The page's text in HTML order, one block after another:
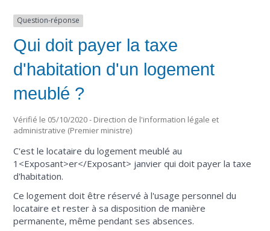
Question-réponse
Qui doit payer la taxe
d'habitation d'un logement
meublé ?
Vérifié le 05/10/2020 - Direction de l'information légale et
administrative (Premier ministre)
C'est le locataire du logement meublé au
1<Exposant>er</Exposant> janvier qui doit payer la taxe
d'habitation.
Ce logement doit être réservé à l'usage personnel du
locataire et rester à sa disposition de manière
permanente, même pendant ses absences.